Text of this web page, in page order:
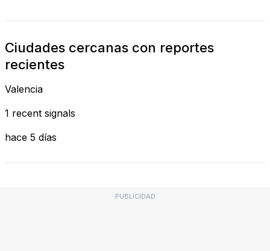
Ciudades cercanas con reportes
recientes
Valencia
1 recent signals
hace 5 días
PUBLICIDAD